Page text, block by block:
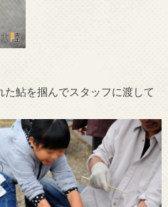
鮎を掴んでスタッフに渡して